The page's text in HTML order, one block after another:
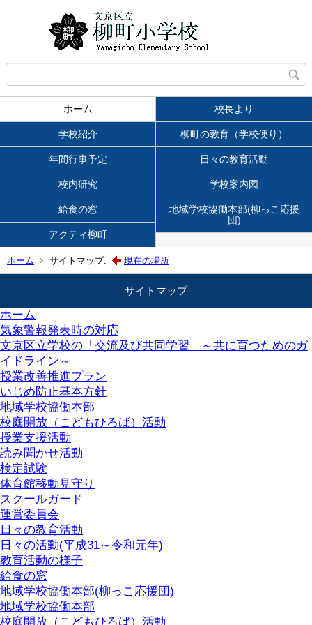
ホーム 校長より
学校紹介 柳町の教育（学校便り）
年間行事予定 日々の教育活動
校内研究 学校案内図
給食の窓
地域学校協働本部(柳っこ応援
団)
アクティ柳町
ホーム サイトマップ: 現在の場所
サイトマップ
ホーム
気象警報発表時の対応
文京区立学校の「交流及び共同学習」～共に育つためのガ
イドライン～
授業改善推進プラン
いじめ防止基本方針
地域学校協働本部
校庭開放（こどもひろば）活動
授業支援活動
読み聞かせ活動
検定試験
体育館移動見守り
スクールガード
運営委員会
日々の教育活動
日々の活動(平成31～令和元年)
教育活動の様子
給食の窓
地域学校協働本部(柳っこ応援団)
地域学校協働本部
校庭開放（こどもひろば）活動